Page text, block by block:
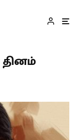
தினம்